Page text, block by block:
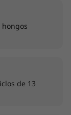
un
de 13